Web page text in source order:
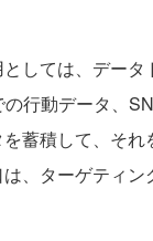
しては、デー
行動データ、
蓄積して、そ
、ターゲティ